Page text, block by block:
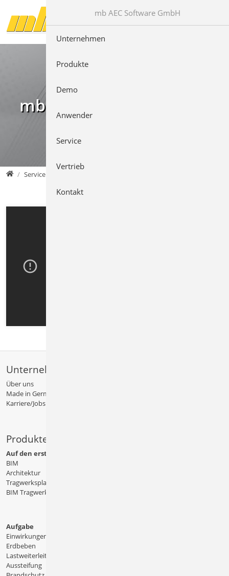
Direkt zur Hauptnavigation springen
Direkt zum Inhalt springen
mb Videos
mb AEC Software GmbH
Service
Unternehmen
Über uns
Made in Germany
Karriere/Jobs
Produkte
Auf den ersten Blick
BIM
Architektur
Tragwerksplanung
BIM Tragwerksplanung
Aufgabe
Einwirkungen
Erdbeben
Lastweiterleitung
Aussteifung
mb AEC Software GmbH
Unternehmen
Produkte
Demo
Anwender
Service
Vertrieb
Kontakt